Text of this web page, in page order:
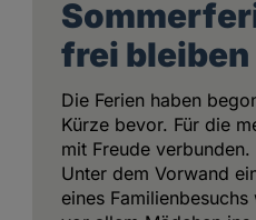
frei bleiben
Die Ferien haben
Kürze bevor. Für die
mit Freude
Unter dem Vorwand
eines